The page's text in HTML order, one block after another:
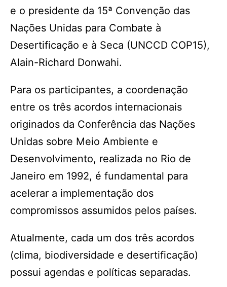
e o presidente da 15ª Convenção das
Nações Unidas para Combate à
Desertificação e à Seca (UNCCD COP15),
Alain-Richard Donwahi.
Para os participantes, a coordenação
entre os três acordos internacionais
originados da Conferência das Nações
Unidas sobre Meio Ambiente e
Desenvolvimento, realizada no Rio de
Janeiro em 1992, é fundamental para
acelerar a implementação dos
compromissos assumidos pelos países.
Atualmente, cada um dos três acordos
(clima, biodiversidade e desertificação)
possui agendas e políticas separadas.